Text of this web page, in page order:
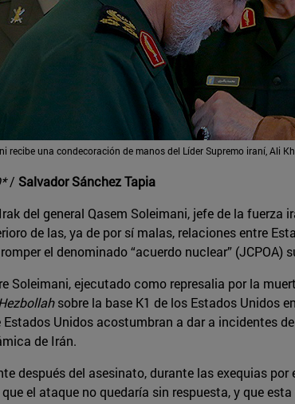
recibe una condecoración de manos del Líder Supremo iraní, Ali
/ Salvador Sánchez Tapia
del general Qasem Soleimani, jefe de la fuerza
de las, ya de por sí malas, relaciones entre
el denominado “acuerdo nuclear”
Soleimani, ejecutado como represalia por la
sobre la base K1 de los Estados Unidos
Estados Unidos acostumbran a dar a incidentes
de Irán.
después del asesinato, durante las exequias
el ataque no quedaría sin respuesta, y que